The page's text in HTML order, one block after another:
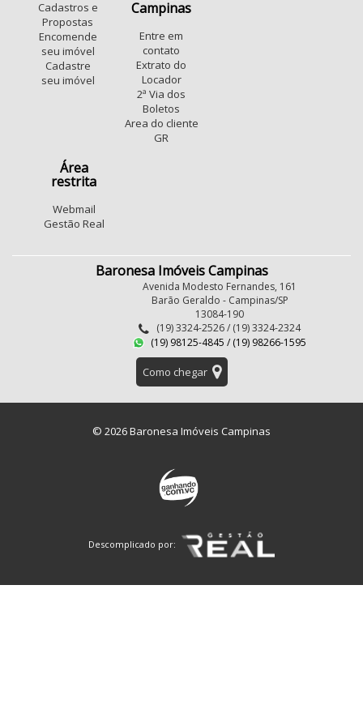
Jardim Magnólia
Jardim Margarida
Parque Dom Pedro II
Novo Taquaral
Jardim Santa Terezinha (Nova Veneza)
Parque Imperador
Jardim Samambaia
Jardim Novo Barão Geraldo
Vila Industrial (Campinas)
sousas
Jardim Carlos Lourenço
Conjunto Habitacional Vila Reggio
Swiss Park
Parque Fazendinha
Cadastros e
Propostas
Encomende
seu imóvel
Cadastre
seu imóvel
Campinas
Entre em
contato
Extrato do
Locador
2ª Via dos
Boletos
Area do cliente
GR
Área
restrita
Webmail
Gestão Real
Baronesa Imóveis Campinas
Avenida Modesto Fernandes, 161
Barão Geraldo - Campinas/SP
13084-190
(19) 3324-2526 / (19) 3324-2324
(19) 98125-4845 / (19) 98266-1595
Como chegar
© 2026 Baronesa Imóveis Campinas
Descomplicado por: